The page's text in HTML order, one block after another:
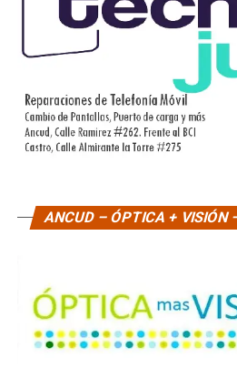
ANCUD – ÓPTICA + VISIÓN